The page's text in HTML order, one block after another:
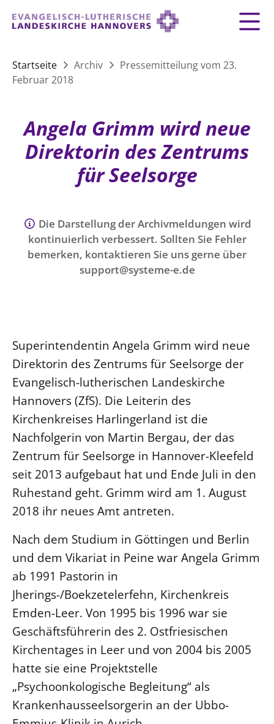
Startseite Archiv
Pressemitteilung vom 23.
Februar 2018
Angela Grimm wird neue
Direktorin des Zentrums
für Seelsorge
Die Darstellung der Archivmeldungen wird
kontinuierlich verbessert. Sollten Sie Fehler
bemerken, kontaktieren Sie uns gerne über
support@systeme-e.de
Superintendentin Angela Grimm wird neue
Direktorin des Zentrums für Seelsorge der
Evangelisch-lutherischen Landeskirche
Hannovers (ZfS). Die Leiterin des
Kirchenkreises Harlingerland ist die
Nachfolgerin von Martin Bergau, der das
Zentrum für Seelsorge in Hannover-Kleefeld
seit 2013 aufgebaut hat und Ende Juli in den
Ruhestand geht. Grimm wird am 1. August
2018 ihr neues Amt antreten.
Nach dem Studium in Göttingen und Berlin
und dem Vikariat in Peine war Angela Grimm
ab 1991 Pastorin in
Jherings-/Boekzetelerfehn, Kirchenkreis
Emden-Leer. Von 1995 bis 1996 war sie
Geschäftsführerin des 2. Ostfriesischen
Kirchentages in Leer und von 2004 bis 2005
hatte sie eine Projektstelle
„Psychoonkologische Begleitung“ als
Kranken­hausseelsorgerin an der Ubbo-
LANDESKIRCHE
LANDESKIRCHE
Bischofsrat
Sprengel und Kirchenkreise der Landeskirche
Hannovers
Organigramm der Landeskirche
Konföderation evangelischer Kirchen in
Niedersachsen
Einrichtungen
LANDESKIRCHENAMT
Willkommen
Kollegium
Abteilungen des Landeskirchenamts
Rechnungsprüfungsamt
Fachstelle Sexualisierte Gewalt
Beschwerdestellen
Kirchenämter
Gleichstellung
Geschäftsstelle Landessynode
LANDESSYNODE
27. Landessynode
Kontakt
Hintergrund
MITARBEIT
Ehrenamt
Beruf
Freie Stellen
SERVICE FÜR GEMEINDEN
DEMOKRATIE STÄRKEN
KIRCHENEINTRITT
SPENDE
KLIMASCHUTZGESETZ
EVERMORE
RÜCKBLICK: KIRCHENTAG IN HANNOVER
TAUFE BIS TRAUER
TAUFE
KONFIRMATION
HOCHZEIT
FEIERN
10 Gebote
Vater unser
Kirchenmusik
Gesangbuch
Glocken
VERSTEHEN
Positionen
Ökumene
Religionen
IM NOTFALL
HILFE IM ALLTAG
LEBEN & STERBEN
SEELSORGE
MITMACHEN
ZUKUNFT
GESELLSCHAFT & LEBEN
ZUSAMMENLEBEN
Vielfalt
Hilfe für Geflüchtete
Partnerschaft weltweit
Friedensethik
Friedensarbeit
Friedensorte
Nachhaltigkeit
Erneuerbare Energien
Mobilität
Naturschutz
Gebäude
Barrierefreiheit
Presse
Freie Stellen
Service für Gemeinden
Suche